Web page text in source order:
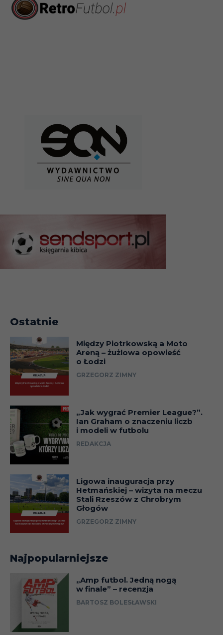
Ostatnie
Między Piotrkowską a Moto
Areną – żużlowa opowieść
o Łodzi
GRZEGORZ ZIMNY
„Jak wygrać Premier League?”.
Ian Graham o znaczeniu liczb
i modeli w futbolu
REDAKCJA
Ligowa inauguracja przy
Hetmańskiej – wizyta na meczu
Stali Rzeszów z Chrobrym
Głogów
GRZEGORZ ZIMNY
Najpopularniejsze
„Amp futbol. Jedną nogą
w finale” – recenzja
BARTOSZ BOLESŁAWSKI